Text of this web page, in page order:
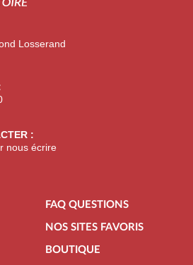
Losserand
:
nous écrire
FAQ QUESTIONS
NOS SITES FAVORIS
BOUTIQUE